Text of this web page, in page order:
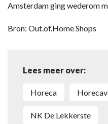
Amsterdam ging wederom
Bron: Out.of.Home Shops
Lees meer over:
Horeca
NK De Lekkerste